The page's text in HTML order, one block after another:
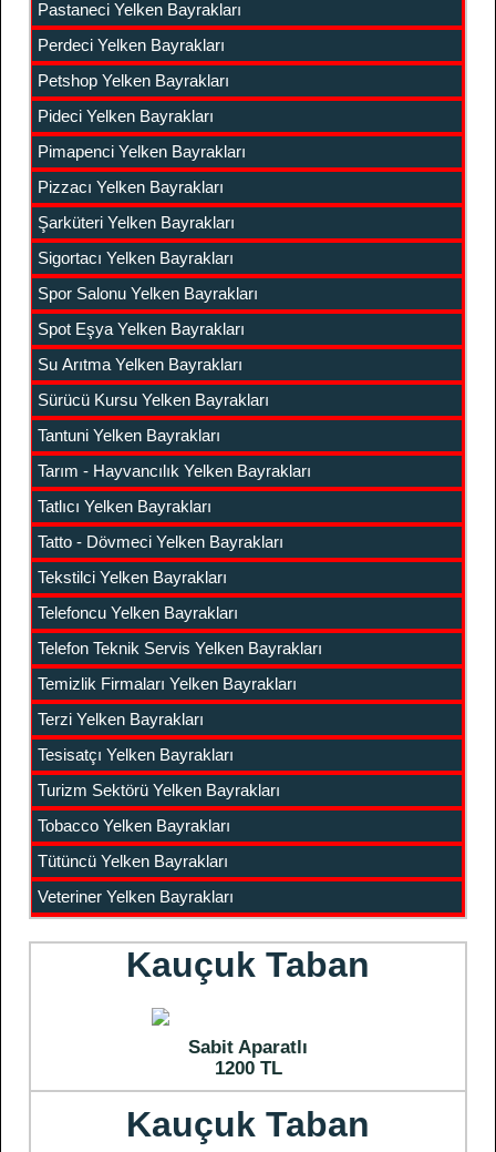
Pastaneci Yelken Bayrakları
Perdeci Yelken Bayrakları
Petshop Yelken Bayrakları
Pideci Yelken Bayrakları
Pimapenci Yelken Bayrakları
Pizzacı Yelken Bayrakları
Şarküteri Yelken Bayrakları
Sigortacı Yelken Bayrakları
Spor Salonu Yelken Bayrakları
Spot Eşya Yelken Bayrakları
Su Arıtma Yelken Bayrakları
Sürücü Kursu Yelken Bayrakları
Tantuni Yelken Bayrakları
Tarım - Hayvancılık Yelken Bayrakları
Tatlıcı Yelken Bayrakları
Tatto - Dövmeci Yelken Bayrakları
Tekstilci Yelken Bayrakları
Telefoncu Yelken Bayrakları
Telefon Teknik Servis Yelken Bayrakları
Temizlik Firmaları Yelken Bayrakları
Terzi Yelken Bayrakları
Tesisatçı Yelken Bayrakları
Turizm Sektörü Yelken Bayrakları
Tobacco Yelken Bayrakları
Tütüncü Yelken Bayrakları
Veteriner Yelken Bayrakları
Kauçuk Taban
Sabit Aparatlı
1200 TL
Kauçuk Taban